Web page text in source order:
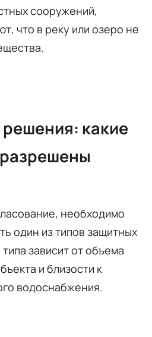
сооружений,
что в реку или озеро не
какие
необходимо
один из типов защитных
зависит от объема
и близости к
водоснабжения.